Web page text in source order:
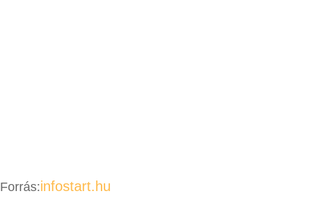
Forrás:infostart.hu